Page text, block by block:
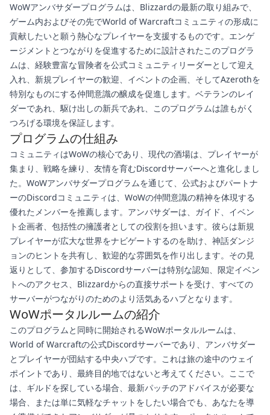
WoWアンバサダープログラムは、Blizzardの最新の取り組みで、
ゲーム内およびその先でWorld of Warcraftコミュニティの形成に
貢献したいと願う熱心なプレイヤーを支援するものです。エンゲ
ージメントとつながりを促進するために設計されたこのプログラ
ムは、経験豊富な冒険者を公式コミュニティリーダーとして迎え
入れ、新規プレイヤーの歓迎、イベントの企画、そしてAzerothを
特別なものにする仲間意識の醸成を促進します。ベテランのレイ
ダーであれ、駆け出しの新兵であれ、このプログラムは誰もがく
つろげる環境を保証します。
プログラムの仕組み
コミュニティはWoWの核心であり、現代の酒場は、プレイヤーが
集まり、戦略を練り、友情を育むDiscordサーバーへと進化しまし
た。WoWアンバサダープログラムを通じて、公式およびパートナ
ーのDiscordコミュニティは、WoWの仲間意識の精神を体現する
優れたメンバーを推薦します。アンバサダーは、ガイド、イベン
ト企画者、包括性の擁護者としての役割を担います。彼らは新規
プレイヤーが広大な世界をナビゲートするのを助け、神話ダンジ
ョンのヒントを共有し、歓迎的な雰囲気を作り出します。その見
返りとして、参加するDiscordサーバーは特別な認知、限定イベン
トへのアクセス、Blizzardからの直接サポートを受け、すべての
サーバーがつながりのためのより活気あるハブとなります。
WoWポータルルームの紹介
このプログラムと同時に開始されるWoWポータルルームは、
World of Warcraftの公式Discordサーバーであり、アンバサダー
とプレイヤーが団結する中央ハブです。これは旅の途中のウェイ
ポイントであり、最終目的地ではないと考えてください。ここで
は、ギルドを探している場合、最新パッチのアドバイスが必要な
場合、または単に気軽なチャットをしたい場合でも、あなたを導